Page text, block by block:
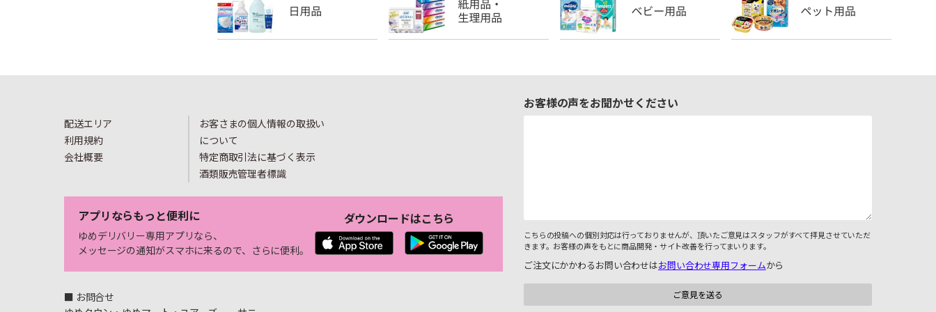
配送エリア
利用規約
会社概要
お客さまの個人情報の取扱い
について
特定商取引法に基づく表示
酒類販売管理者標識
アプリならもっと便利に
ゆめデリバリー専用アプリなら、
メッセージの通知がスマホに来るので、さらに便利。
ダウンロードはこちら
■ お問合せ
お客様の声をお聞かせください
こちらの投稿への個別対応は行っておりませんが、頂いたご意見はスタッフがすべて拝見させていただ
きます。お客様の声をもとに商品開発・サイト改善を行ってまいります。
ご注文にかかわるお問い合わせはお問い合わせ専用フォームから